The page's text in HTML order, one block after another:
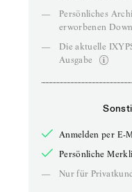
—
Persönliches
erworbenen
—
Die aktuelle
Ausgabe
Anmelden per E-
Persönliche
—
Nur für